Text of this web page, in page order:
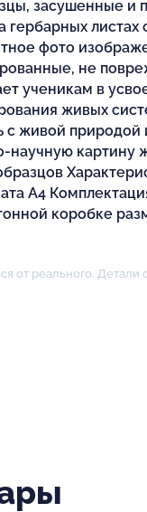
засушенные и
листах
фото
не
ученикам в
живых
с живой
научную картину
А4
коробке
от реального. Детали